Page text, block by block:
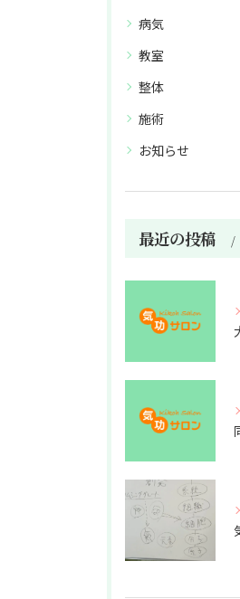
病気
教室
整体
施術
お知らせ
最近の投稿